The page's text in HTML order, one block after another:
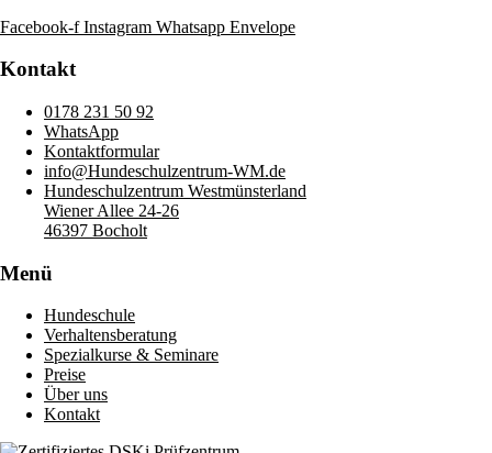
Facebook-f Instagram Whatsapp Envelope
Kontakt
0178 231 50 92
WhatsApp
Kontaktformular
info@Hundeschulzentrum-WM.de
Hundeschulzentrum Westmünsterland
Wiener Allee 24-26
46397 Bocholt
Menü
Hundeschule
Verhaltensberatung
Spezialkurse & Seminare
Preise
Über uns
Kontakt